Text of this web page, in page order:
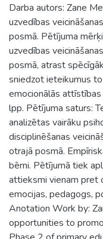
Darba autors: Zane
uzvedības
posmā. Pētījuma
uzvedības
posmā, atrast
sniedzot ieteikumus
emocionālās
lpp. Pētījuma saturs:
analizētas vairāku
disciplinēšanas
otrajā posmā.
bērni. Pētījumā tiek
attieksmi vienam pret
emocijas, pedagogs,
Anotation Work by:
opportunities to